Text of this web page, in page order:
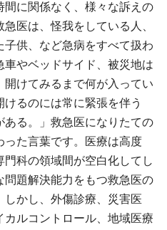
に関係なく、様々な訴えの
医は、怪我をしている人、
供、など急病をすべて扱わ
やベッドサイド、被災地は
けてみるまで何が入ってい
るのには常に緊張を伴う
る。」救急医になりたての
た言葉です。医療は高度
科の領域間が空白化してし
問題解決能力をもつ救急医の
かし、外傷診療、災害医
ルコントロール、地域医療